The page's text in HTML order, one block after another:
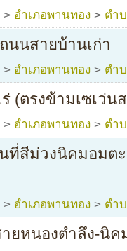
> อำเภอพานทอง > ตำ
นนสายบ้านเก่า
> อำเภอพานทอง > ตำ
(ตรงข้ามเซเว่น
> อำเภอพานทอง > ตำ
ที่สีม่วงนิคมอมต
> อำเภอพานทอง > ตำ
ยหนองตำลึง-นิค